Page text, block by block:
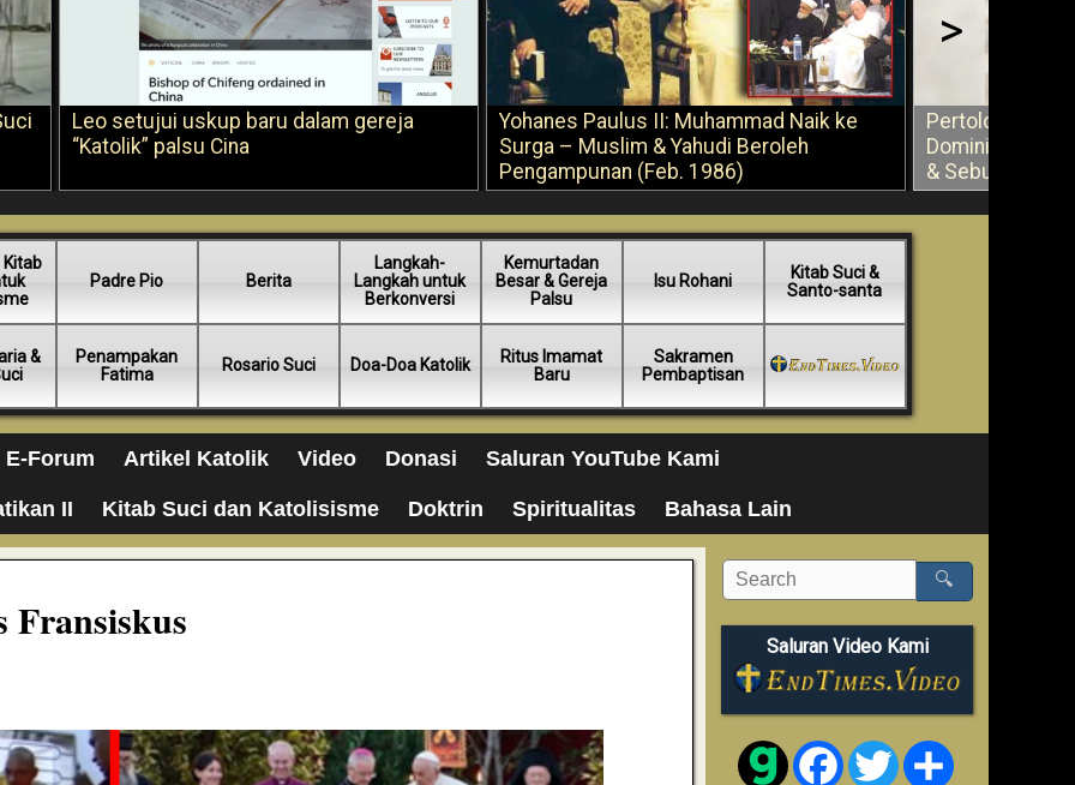
Leo setujui uskup baru dalam gereja
“Katolik” palsu Cina
Yohanes Paulus II: Muhammad Naik ke
Surga – Muslim & Yahudi Beroleh
Pengampunan (Feb. 1986)
Pertolongan
Dominikus
& Sebuah Saran
>
Kitab
Padre Pio Berita
Langkah-
Langkah untuk
Berkonversi
Kemurtadan
Besar & Gereja
Palsu
Isu Rohani
Kitab Suci &
Santo-santa
&
Penampakan
Fatima
Rosario Suci Doa-Doa Katolik
Ritus Imamat
Baru
Sakramen
Pembaptisan
E-Forum Artikel Katolik Video Donasi Saluran YouTube Kami
II Kitab Suci dan Katolisisme Doktrin Spiritualitas Bahasa Lain
Fransiskus
🔍
Saluran Video Kami
FacebookTwitter